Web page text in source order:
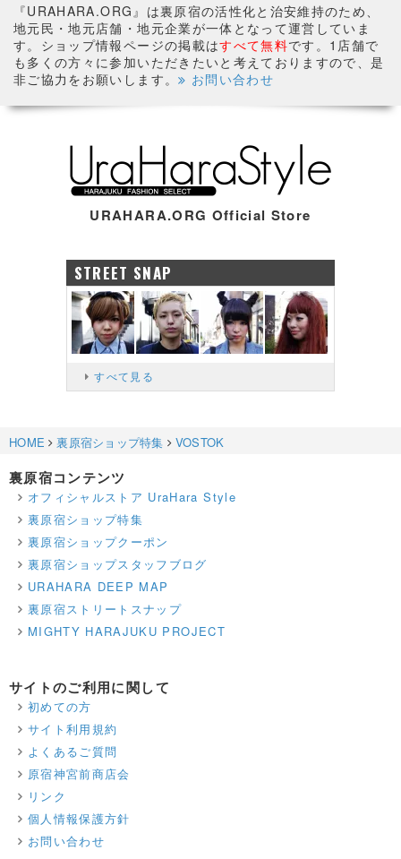
『URAHARA.ORG』は裏原宿の活性化と治安維持のため、
地元民・地元店舗・地元企業が一体となって運営していま
す。ショップ情報ページの掲載はすべて無料です。1店舗で
も多くの方々に参加いただきたいと考えておりますので、是
非ご協力をお願いします。
お問い合わせ
URAHARA.ORG Official Store
STREET SNAP
すべて見る
HOME 裏原宿ショップ特集 VOSTOK
裏原宿コンテンツ
オフィシャルストア UraHara Style
裏原宿ショップ特集
裏原宿ショップクーポン
裏原宿ショップスタッフブログ
URAHARA DEEP MAP
裏原宿ストリートスナップ
MIGHTY HARAJUKU PROJECT
サイトのご利用に関して
初めての方
サイト利用規約
よくあるご質問
原宿神宮前商店会
リンク
個人情報保護方針
お問い合わせ